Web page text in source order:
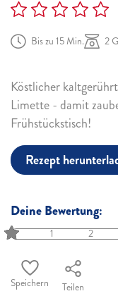
Bis zu 15 Min. 2
Köstlicher
Limette - damit
Frühstückstisch!
Rezept
Deine Bewertung:
1 2
Speichern Teilen